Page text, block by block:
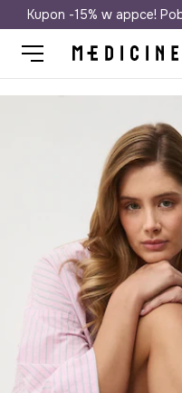
Darmowa
Kupon -15% w appce!